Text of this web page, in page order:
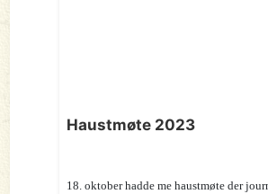
Haustmøte 2023
18. oktober hadde me haustmøte der